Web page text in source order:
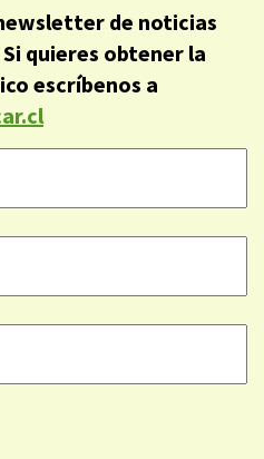
de noticias
quieres obtener la
escríbenos a